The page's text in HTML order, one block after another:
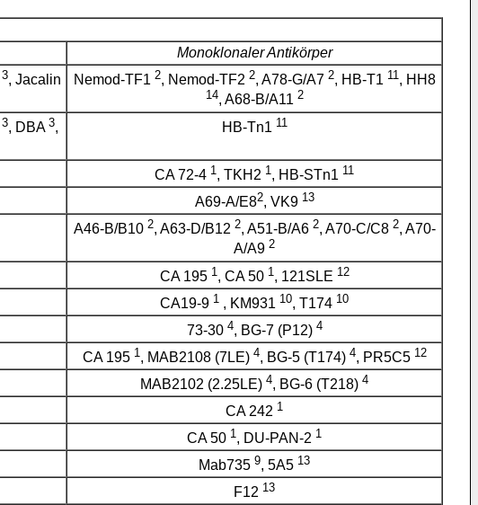
Monoklonaler Antikörper
3, Jacalin Nemod-TF1 2, Nemod-TF2 2, A78-G/A7 2, HB-T1 11, HH8
14, A68-B/A11 2
3, DBA 3,
HB-Tn1 11
CA 72-4 1, TKH2 1, HB-STn1 11
A69-A/E82, VK9 13
A46-B/B10 2, A63-D/B12 2, A51-B/A6 2, A70-C/C8 2, A70-
A/A9 2
CA 195 1, CA 50 1, 121SLE 12
CA19-9 1 , KM931 10, T174 10
73-30 4, BG-7 (P12) 4
CA 195 1, MAB2108 (7LE) 4, BG-5 (T174) 4, PR5C5 12
MAB2102 (2.25LE) 4, BG-6 (T218) 4
CA 242 1
CA 50 1, DU-PAN-2 1
Mab735 9, 5A5 13
F12 13